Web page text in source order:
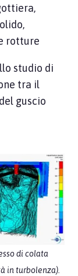
rotture
studio di
tra il
guscio
di colata
in turbolenza).